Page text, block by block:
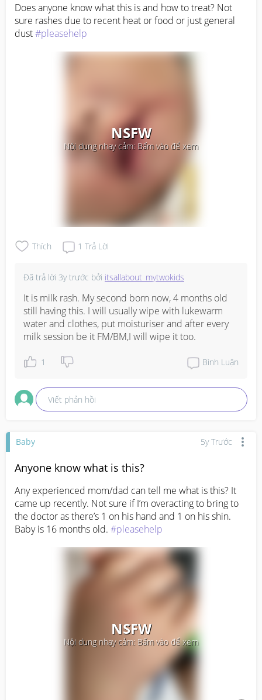
Does anyone know what this is and how to treat? Not
sure rashes due to recent heat or food or just general
dust #pleasehelp
NSFW
Nội dung nhạy cảm: Bấm vào để xem
Thích 1 Trả Lời
Đã trả lời 3y trước bởi itsallabout_mytwokids
It is milk rash. My second born now, 4 months old
still having this. I will usually wipe with lukewarm
water and clothes, put moisturiser and after every
milk session be it FM/BM,I will wipe it too.
1 Bình Luận
Viết phản hồi
Baby 5y Trước
Anyone know what is this?
Any experienced mom/dad can tell me what is this? It
came up recently. Not sure if I’m overacting to bring to
the doctor as there’s 1 on his hand and 1 on his shin.
Baby is 16 months old. #pleasehelp
NSFW
Nội dung nhạy cảm: Bấm vào để xem